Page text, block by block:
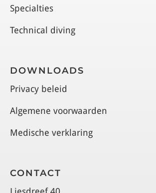
Specialties
Technical diving
DOWNLOADS
Privacy beleid
Algemene voorwaarden
Medische verklaring
CONTACT